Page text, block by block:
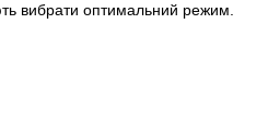
вибрати оптимальний режим.